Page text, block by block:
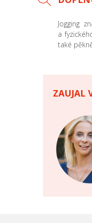
Jogging
a
také
ZAUJAL